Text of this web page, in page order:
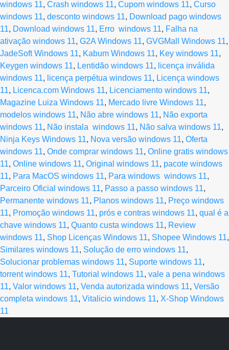
windows 11, Crash windows 11, Cupom windows 11, Curso
windows 11, desconto windows 11, Download pago windows
11, Download windows 11, Erro windows 11, Falha na
ativação windows 11, G2A Windows 11, GVGMall Windows 11,
JadeSoft Windows 11, Kabum Windows 11, Key windows 11,
Keygen windows 11, Lentidão windows 11, licença inválida
windows 11, licença perpétua windows 11, Licença windows
11, Licenca.com Windows 11, Licenciamento windows 11,
Magazine Luiza Windows 11, Mercado livre Windows 11,
modelos windows 11, Não abre windows 11, Não exporta
windows 11, Não instala windows 11, Não salva windows 11,
Ninja Keys Windows 11, Nova versão windows 11, Oferta
windows 11, Onde comprar windows 11, Online gratis windows
11, Online windows 11, Original windows 11, pacote windows
11, Para MacOS windows 11, Para windows windows 11,
Parceiro Oficial windows 11, Passo a passo windows 11,
Permanente windows 11, Planos windows 11, Preço windows
11, Promoção windows 11, prós e contras windows 11, qual é a
chave windows 11, Quanto custa windows 11, Review
windows 11, Shop Licenças Windows 11, Shopee Windows 11,
Similares windows 11, Solução de erro windows 11,
Solucionar problemas windows 11, Suporte windows 11,
torrent windows 11, Tutorial windows 11, vale a pena windows
11, Valor windows 11, Venda autorizada windows 11, Versão
completa windows 11, Vitalicio windows 11, X-Shop Windows
11